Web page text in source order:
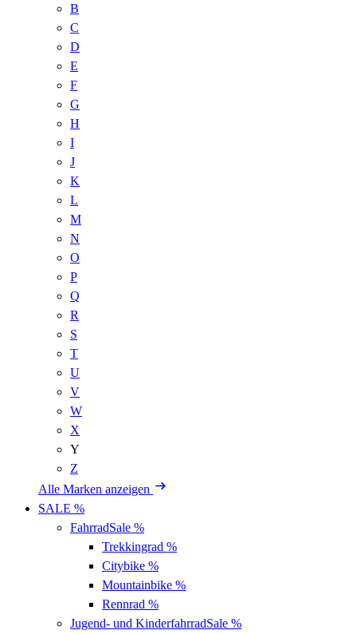
B
C
D
E
F
G
H
I
J
K
L
M
N
O
P
Q
R
S
T
U
V
W
X
Y
Z
Alle Marken anzeigen
SALE %
FahrradSale %
Trekkingrad %
Citybike %
Mountainbike %
Rennrad %
Jugend- und KinderfahrradSale %